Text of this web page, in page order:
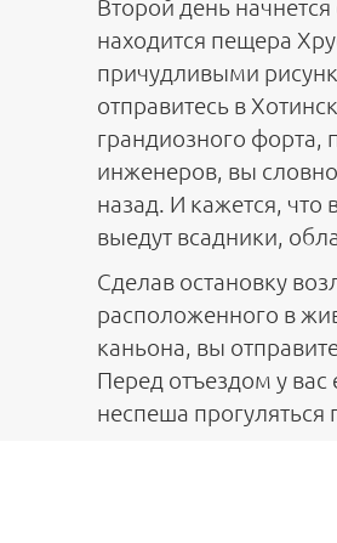
Второй день
находится пещера
причудливыми
отправитесь в
грандиозного форта,
инженеров, вы
назад. И кажется, что
выедут всадники,
Сделав остановку
расположенного в
каньона, вы
Перед отъездом у
неспеша прогуляться